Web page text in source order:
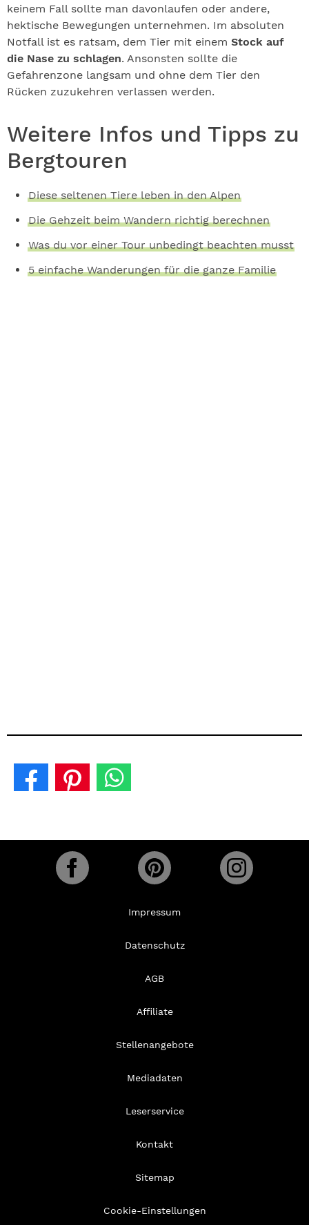
keinem Fall sollte man davonlaufen oder andere,
hektische Bewegungen unternehmen. Im absoluten
Notfall ist es ratsam, dem Tier mit einem Stock auf
die Nase zu schlagen. Ansonsten sollte die
Gefahrenzone langsam und ohne dem Tier den
Rücken zuzukehren verlassen werden.
Weitere Infos und Tipps zu
Bergtouren
Diese seltenen Tiere leben in den Alpen
Die Gehzeit beim Wandern richtig berechnen
Was du vor einer Tour unbedingt beachten musst
5 einfache Wanderungen für die ganze Familie
Impressum
Datenschutz
AGB
Affiliate
Stellenangebote
Mediadaten
Leserservice
Kontakt
Sitemap
Cookie-Einstellungen